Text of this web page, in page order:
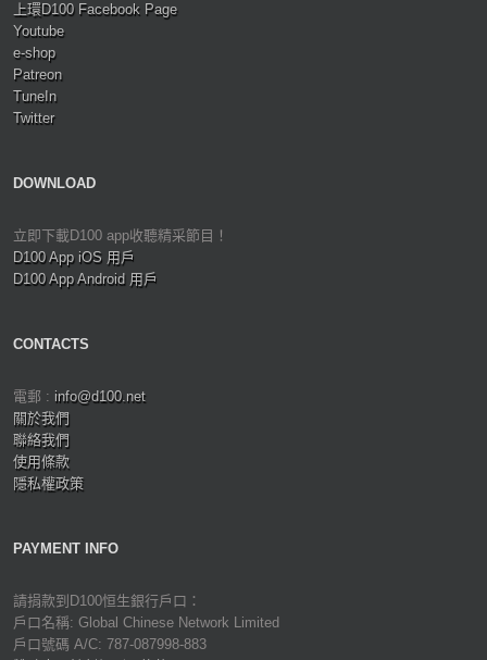
上環D100 Facebook Page
Youtube
e-shop
Patreon
TuneIn
Twitter
DOWNLOAD
立即下載D100 app收聽精采節目！
D100 App iOS 用戶
D100 App Android 用戶
CONTACTS
電郵 : info@d100.net
關於我們
聯絡我們
使用條款
隱私權政策
PAYMENT INFO
請捐款到D100恒生銀行戶口：
戶口名稱: Global Chinese Network Limited
戶口號碼 A/C: 787-087998-883